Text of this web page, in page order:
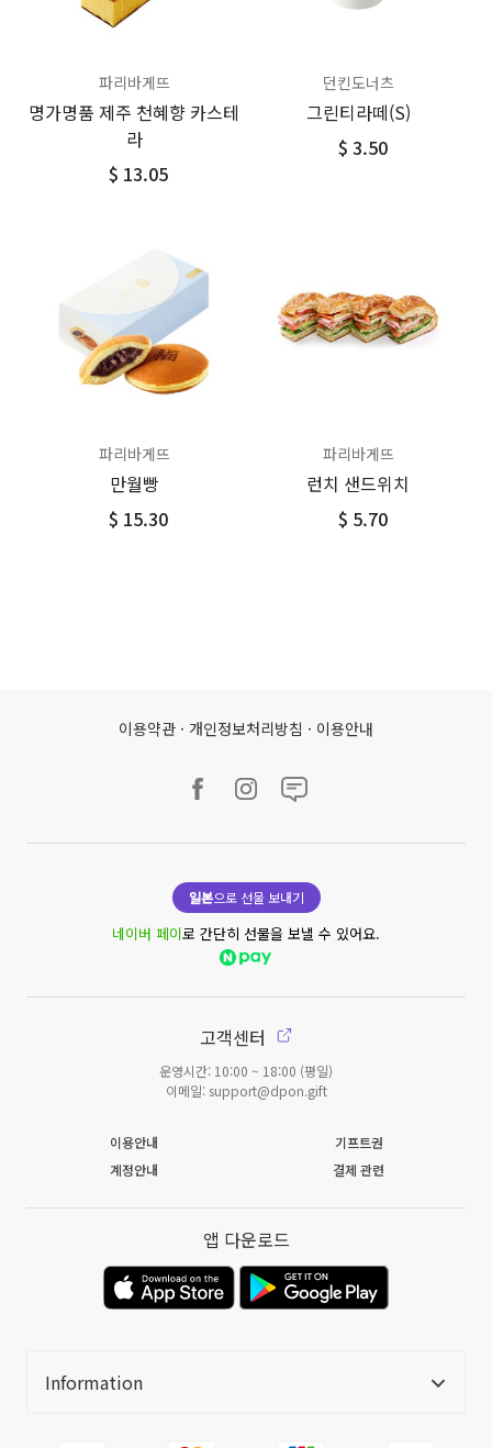
파리바게뜨
명가명품 제주 천혜향 카스테
라
$ 13.05
던킨도너츠
그린티라떼(S)
$ 3.50
파리바게뜨
만월빵
$ 15.30
파리바게뜨
런치 샌드위치
$ 5.70
이용약관 · 개인정보처리방침 · 이용안내
일본으로 선물 보내기
네이버 페이로 간단히 선물을 보낼 수 있어요.
고객센터
운영시간: 10:00 ~ 18:00 (평일)
이메일: support@dpon.gift
이용안내
기프트권
계정안내
결제 관련
앱 다운로드
Information